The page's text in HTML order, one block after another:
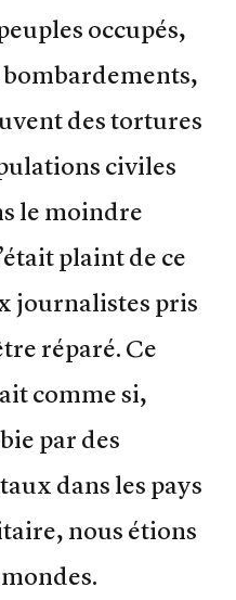
occupés,
bombardements,
des tortures
civiles
le moindre
plaint de ce
journalistes pris
réparé. Ce
comme si,
par des
dans les pays
nous étions